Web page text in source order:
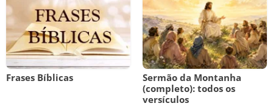
Frases Bíblicas
Sermão da Montanha
(completo): todos os
versículos